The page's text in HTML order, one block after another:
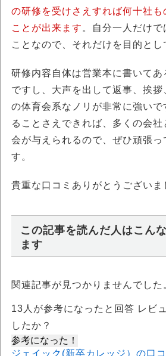
の研修を受けさえすれば何十社も
ことが出来ます 。自分一人だけ
ことなので、それだけを目的とし
研修内容自体は営業本に書いてあ
ですし、大声を出して返事、挨
の体育会系なノリが非常に強いで
ることさえできれば、多くの会
会が与えられるので、ぜひ頑張っ
す。
貴重な口コミありがとうございま
この記事を読んだ人はこん
ます
関連記事が見つかりませんでした
13 人が参考になったと回答 レビ
したか？
参考になった！
ジェイック(新卒カレッジ）の口